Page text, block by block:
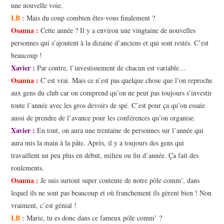
une nouvelle voie.
LB : Mais du coup combien êtes-vous finalement ?
Osanna : Cette année ? Il y a environ une vingtaine de nouvelles
personnes qui s’ajoutent à la dizaine d’anciens et qui sont restés. C’est
beaucoup !
Xavier : Par contre, l’investissement de chacun est variable…
Osanna : C’est vrai. Mais ce n’est pas quelque chose que l’on reproche
aux gens du club car on comprend qu’on ne peut pas toujours s’investir
toute l’année avec les gros devoirs de spé. C’est pour ça qu’on essaie
aussi de prendre de l’avance pour les conférences qu’on organise.
Xavier : En tout, on aura une trentaine de personnes sur l’année qui
aura mis la main à la pâte. Après, il y a toujours des gens qui
travaillent un peu plus en début, milieu ou fin d’année. Ça fait des
roulements.
Osanna : Je suis surtout super contente de notre pôle comm’, dans
lequel ils ne sont pas beaucoup et où franchement ils gèrent bien ! Non
vraiment, c’est génial !
LB : Marie, tu es donc dans ce fameux pôle comm’ ?